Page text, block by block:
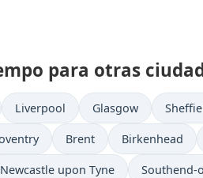
para otras
Liverpool Glasgow
Brent Birkenhead
Newcastle upon Tyne Southend-